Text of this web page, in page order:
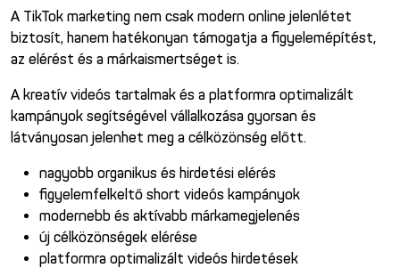
A TikTok marketing nem csak modern online jelenlétet
biztosít, hanem hatékonyan támogatja a figyelemépítést,
az elérést és a márkaismertséget is.
A kreatív videós tartalmak és a platformra optimalizált
kampányok segítségével vállalkozása gyorsan és
látványosan jelenhet meg a célközönség előtt.
nagyobb organikus és hirdetési elérés
figyelemfelkeltő short videós kampányok
modernebb és aktívabb márkamegjelenés
új célközönségek elérése
platformra optimalizált videós hirdetések